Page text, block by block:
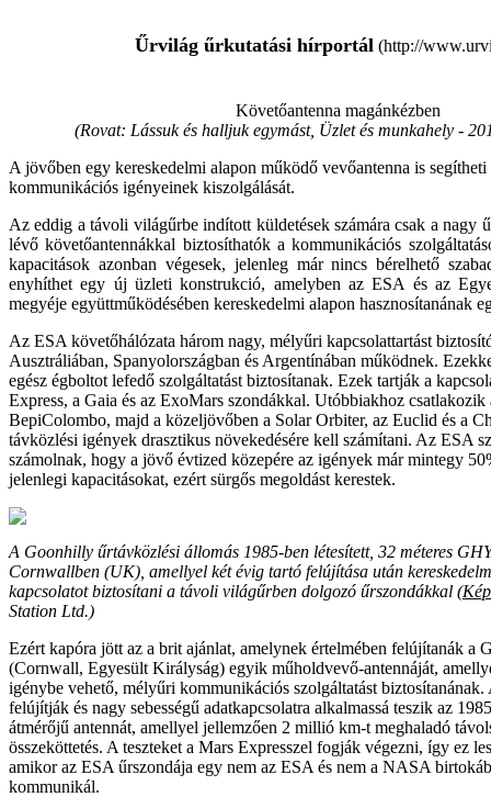
Űrvilág űrkutatási hírportál (http://
Követőantenna magánkézben
(Rovat: Lássuk és halljuk egymást, Üzlet és munkahely -
A jövőben egy kereskedelmi alapon működő vevőantenna is
kommunikációs igényeinek kiszolgálását.
Az eddig a távoli világűrbe indított küldetések számára csak a nagy
lévő követőantennákkal biztosíthatók a kommunikációs
kapacitások azonban végesek, jelenleg már nincs bérelhető
enyhíthet egy új üzleti konstrukció, amelyben az ESA és az
megyéje együttműködésében kereskedelmi alapon hasznosítanának
Az ESA követőhálózata három nagy, mélyűri kapcsolattartást
Ausztráliában, Spanyolországban és Argentínában működnek.
egész égboltot lefedő szolgáltatást biztosítanak. Ezek tartják a
Express, a Gaia és az ExoMars szondákkal. Utóbbiakhoz csatlakozik
BepiColombo, majd a közeljövőben a Solar Orbiter, az Euclid és a
távközlési igények drasztikus növekedésére kell számítani. Az ESA
számolnak, hogy a jövő évtized közepére az igények már mintegy
jelenlegi kapacitásokat, ezért sürgős megoldást kerestek.
A Goonhilly űrtávközlési állomás 1985-ben létesített, 32 méteres
Cornwallben (UK), amellyel két évig tartó felújítása után
kapcsolatot biztosítani a távoli világűrben dolgozó űrszondákkal (Kép
Station Ltd.)
Ezért kapóra jött az a brit ajánlat, amelynek értelmében felújítanák a
(Cornwall, Egyesült Királyság) egyik műholdvevő-antennáját,
igénybe vehető, mélyűri kommunikációs szolgáltatást biztosítanának.
felújítják és nagy sebességű adatkapcsolatra alkalmassá teszik az
átmérőjű antennát, amellyel jellemzően 2 millió km-t meghaladó
összeköttetés. A teszteket a Mars Expresszel fogják végezni, így ez
amikor az ESA űrszondája egy nem az ESA és nem a NASA
kommunikál.